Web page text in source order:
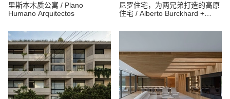
里斯本木质公寓 / Plano
Humano Arquitectos
尼罗住宅，为两兄弟打造的高原
住宅 / Alberto Burckhard +